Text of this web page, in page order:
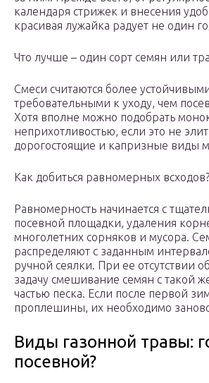
календаря стрижек и внесения
красивая лужайка радует не один
Что лучше – один сорт семян или
Смеси считаются более
требовательными к уходу, чем
Хотя вполне можно подобрать
неприхотливостью, если это не
дорогостоящие и капризные виды
Как добиться равномерных всходов?
Равномерность начинается с
посевной площадки, удаления
многолетних сорняков и мусора.
распределяют с заданным
ручной сеялки. При ее отсутствии
задачу смешивание семян с такой
частью песка. Если после первой
проплешины, их необходимо заново
Виды газонной травы:
посевной?